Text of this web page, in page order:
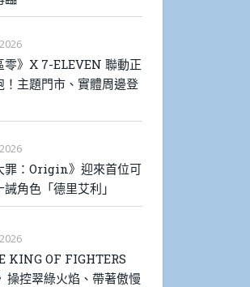
零》X 7-ELEVEN 聯動正
！主題門市、實體周邊登
罪：Origin》迎來首位可
角色「德里艾利」
KING OF FIGHTERS
操控翠綠火焰、帶著傲慢